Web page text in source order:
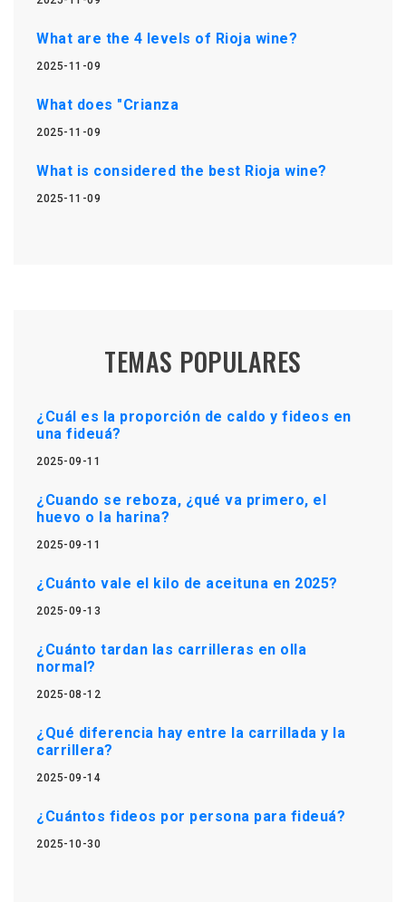
What are the 4 levels of Rioja wine?
2025-11-09
What does "Crianza
2025-11-09
What is considered the best Rioja wine?
2025-11-09
TEMAS POPULARES
¿Cuál es la proporción de caldo y fideos en
una fideuá?
2025-09-11
¿Cuando se reboza, ¿qué va primero, el
huevo o la harina?
2025-09-11
¿Cuánto vale el kilo de aceituna en 2025?
2025-09-13
¿Cuánto tardan las carrilleras en olla
normal?
2025-08-12
¿Qué diferencia hay entre la carrillada y la
carrillera?
2025-09-14
¿Cuántos fideos por persona para fideuá?
2025-10-30